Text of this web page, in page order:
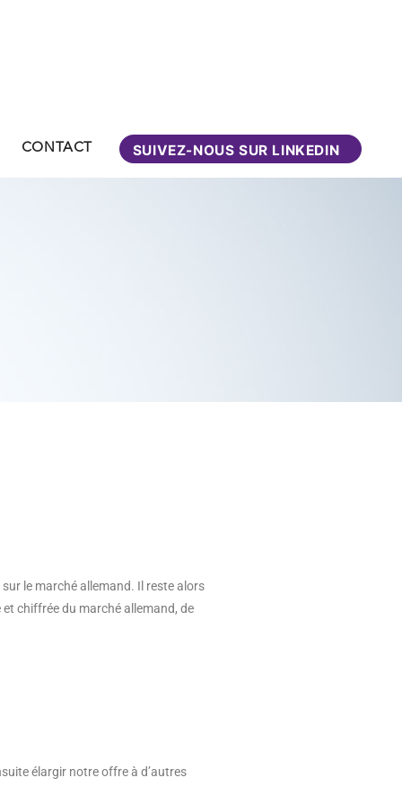
CONTACT SUIVEZ-NOUS SUR LINKEDIN
le marché allemand. Il reste alors
chiffrée du marché allemand, de
élargir notre offre à d’autres